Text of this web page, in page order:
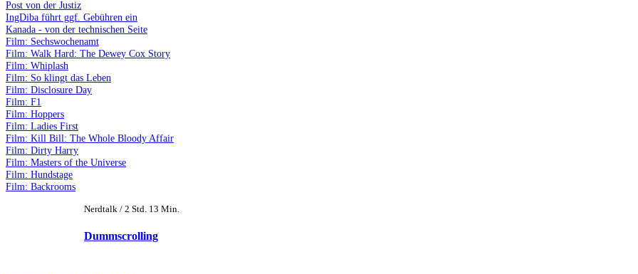
Post von der Justiz
IngDiba führt ggf. Gebühren ein
Kanada - von der technischen Seite
Film: Sechswochenamt
Film: Walk Hard: The Dewey Cox Story
Film: Whiplash
Film: So klingt das Leben
Film: Disclosure Day
Film: F1
Film: Hoppers
Film: Ladies First
Film: Kill Bill: The Whole Bloody Affair
Film: Dirty Harry
Film: Masters of the Universe
Film: Hundstage
Film: Backrooms
Nerdtalk / 2 Std. 13 Min.
Dummscrolling